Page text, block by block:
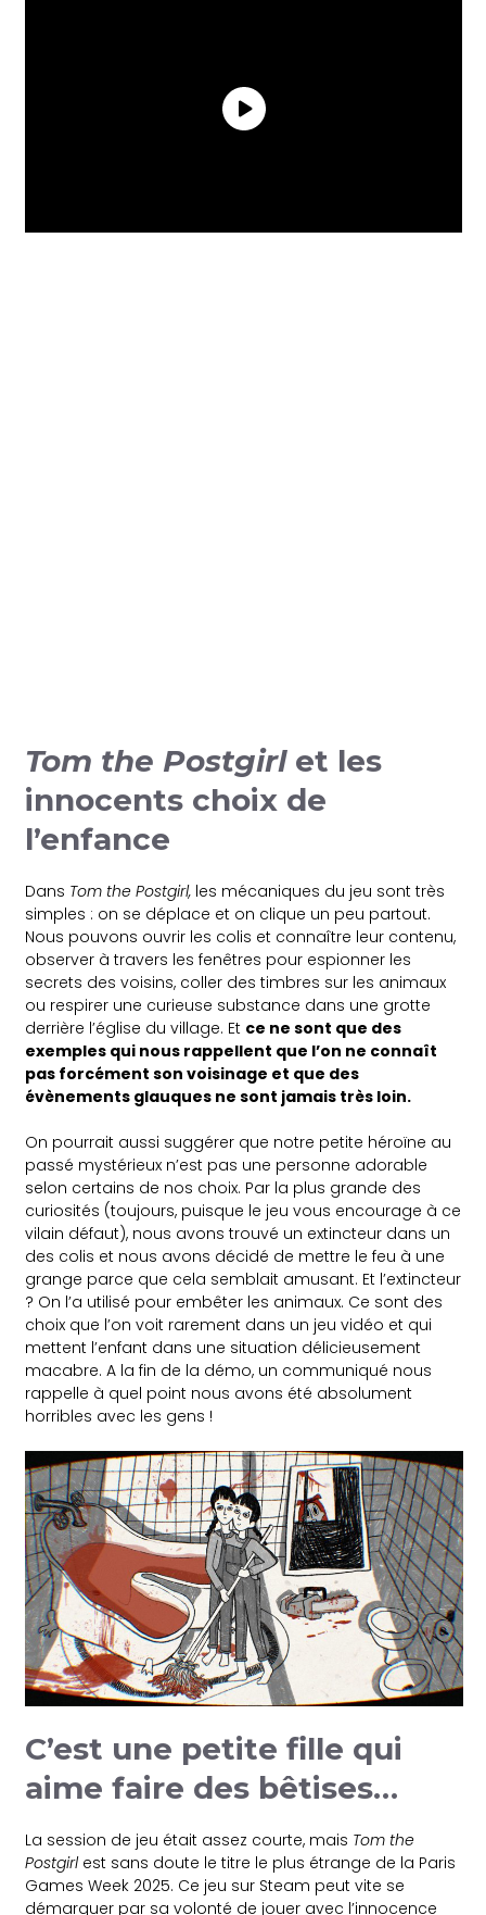
Tom the Postgirl et les
innocents choix de
l’enfance
Dans Tom the Postgirl, les mécaniques du jeu sont très
simples : on se déplace et on clique un peu partout.
Nous pouvons ouvrir les colis et connaître leur contenu,
observer à travers les fenêtres pour espionner les
secrets des voisins, coller des timbres sur les animaux
ou respirer une curieuse substance dans une grotte
derrière l’église du village. Et ce ne sont que des
exemples qui nous rappellent que l’on ne connaît
pas forcément son voisinage et que des
évènements glauques ne sont jamais très loin.
On pourrait aussi suggérer que notre petite héroïne au
passé mystérieux n’est pas une personne adorable
selon certains de nos choix. Par la plus grande des
curiosités (toujours, puisque le jeu vous encourage à ce
vilain défaut), nous avons trouvé un extincteur dans un
des colis et nous avons décidé de mettre le feu à une
grange parce que cela semblait amusant. Et l’extincteur
? On l’a utilisé pour embêter les animaux. Ce sont des
choix que l’on voit rarement dans un jeu vidéo et qui
mettent l’enfant dans une situation délicieusement
macabre. A la fin de la démo, un communiqué nous
rappelle à quel point nous avons été absolument
horribles avec les gens !
C’est une petite fille qui
aime faire des bêtises…
La session de jeu était assez courte, mais Tom the
Postgirlest sans doute le titre le plus étrange de la Paris
Games Week 2025. Ce jeu sur Steam peut vite se
démarquer par sa volonté de jouer avec l’innocence